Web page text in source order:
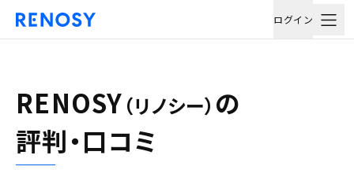
ログイン
RENOSY （リノシー） の
評判・口コミ